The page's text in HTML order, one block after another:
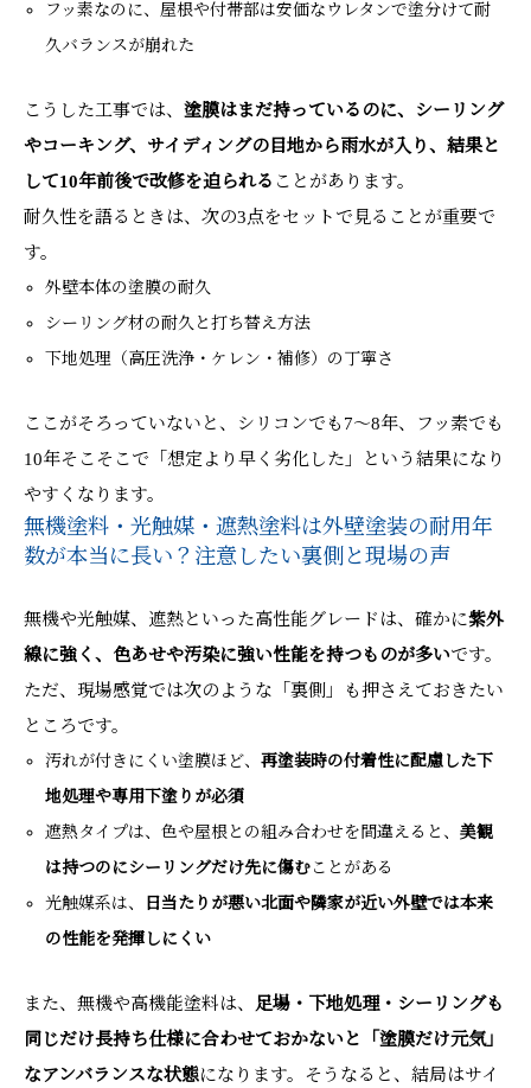
フッ素なのに、屋根や付帯部は安価なウレタンで塗分けて耐
久バランスが崩れた
こうした工事では、 塗膜はまだ持っているのに、シーリング
やコーキング、サイディングの目地から雨水が入り、結果と
して10年前後で改修を迫られる ことがあります。
耐久性を語るときは、次の3点をセットで見ることが重要で
す。
外壁本体の塗膜の耐久
シーリング材の耐久と打ち替え方法
下地処理（高圧洗浄・ケレン・補修）の丁寧さ
ここがそろっていないと、シリコンでも7〜8年、フッ素でも
10年そこそこで「想定より早く劣化した」という結果になり
やすくなります。
無機塗料・光触媒・遮熱塗料は外壁塗装の耐用年
数が本当に長い？注意したい裏側と現場の声
無機や光触媒、遮熱といった高性能グレードは、確かに紫外
線に強く、色あせや汚染に強い性能を持つものが多いです。
ただ、現場感覚では次のような「裏側」も押さえておきたい
ところです。
汚れが付きにくい塗膜ほど、再塗装時の付着性に配慮した下
地処理や専用下塗りが必須
遮熱タイプは、色や屋根との組み合わせを間違えると、美観
は持つのにシーリングだけ先に傷む ことがある
光触媒系は、
日当たりが悪い北面や隣家が近い外壁では本来
の性能を発揮しにくい
また、無機や高機能塗料は、
足場・下地処理・シーリングも
同じだけ長持ち仕様に合わせておかないと「塗膜だけ元気」
なアンバランスな状態になります。そうなると、結局はサイ